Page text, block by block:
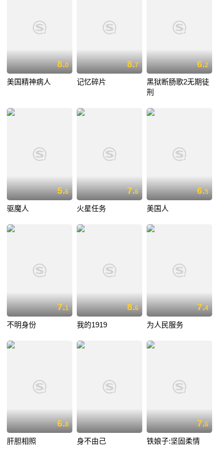
8.0
美国精神病人
8.7
记忆碎片
6.2
黑狱断肠歌2无期徒
刑
5.6
驱魔人
7.6
火星任务
6.5
美国人
7.1
不明身份
8.6
我的1919
7.4
为人民服务
6.8
肝胆相照 身不由己
7.6
铁娘子:坚固柔情